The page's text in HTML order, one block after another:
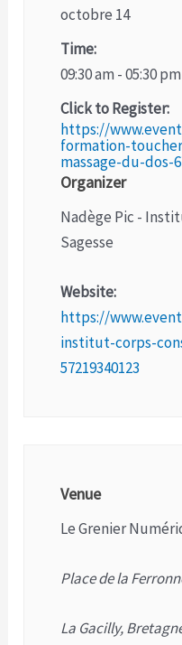
octobre 14
Time:
09:30 am - 05:30 pm
Click to Register:
https://
formation-
massage-du-dos-
Organizer
Nadège Pic -
Sagesse
Website:
https://
institut-corps-
57219340123
Venue
Le Grenier
Place de la
La Gacilly,